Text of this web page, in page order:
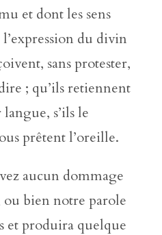
et dont les sens
du divin
sans protester,
; qu’ils retiennent
s’ils le
prêtent l’oreille.
aucun dommage
ou bien notre parole
et produira quelque